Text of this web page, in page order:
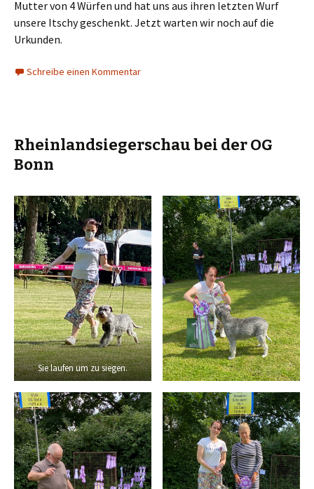
Mutter von 4 Würfen und hat uns aus ihren letzten Wurf
unsere Itschy geschenkt. Jetzt warten wir noch auf die
Urkunden.
Schreibe einen Kommentar
Rheinlandsiegerschau bei der OG
Bonn
Sie laufen um zu siegen.